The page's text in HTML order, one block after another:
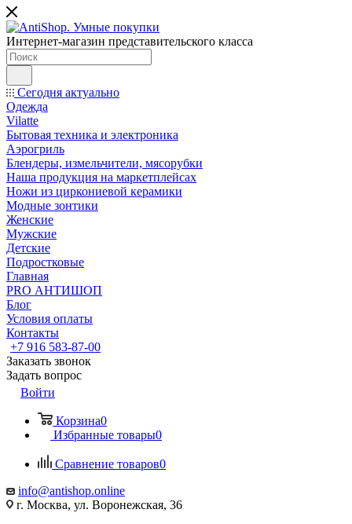
Интернет-магазин представительского класса
Сегодня актуально
Одежда
Vilatte
Бытовая техника и электроника
Аэрогриль
Блендеры, измельчители, мясорубки
Наша продукция на маркетплейсах
Ножи из циркониевой керамики
Модные зонтики
Женские
Мужские
Детские
Подростковые
Главная
PRO АНТИШОП
Блог
Условия оплаты
Контакты
+7 916 583-87-00
Заказать звонок
Задать вопрос
Войти
Корзина0
Избранные товары0
Сравнение товаров0
info@antishop.online
г. Москва, ул. Воронежская, 36